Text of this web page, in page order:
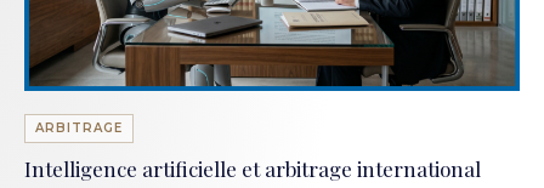
ARBITRAGE
Intelligence artificielle et arbitrage international